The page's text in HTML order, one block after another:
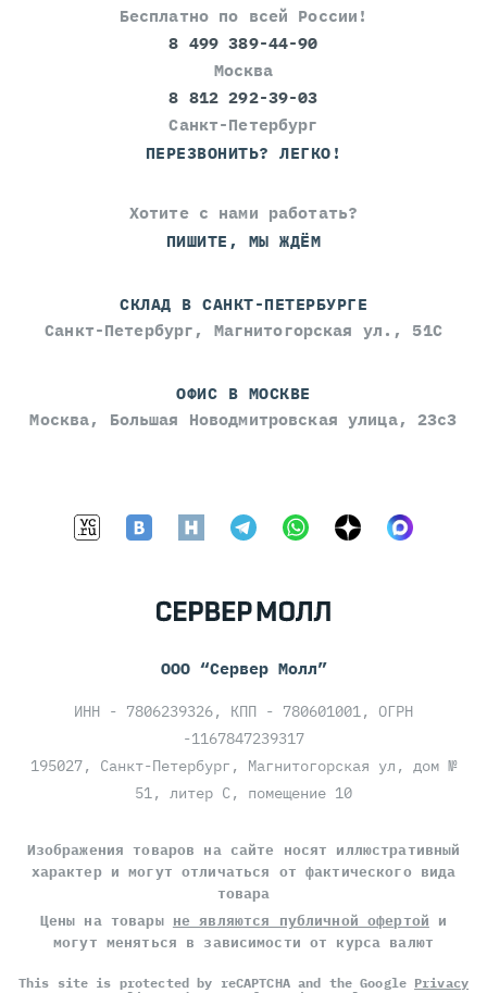
Бесплатно по всей России!
8 499 389-44-90
Москва
8 812 292-39-03
Санкт-Петербург
ПЕРЕЗВОНИТЬ? ЛЕГКО!
Хотите с нами работать?
ПИШИТЕ, МЫ ЖДЁМ
СКЛАД В САНКТ-ПЕТЕРБУРГЕ
Санкт-Петербург, Магнитогорская ул., 51С
ОФИС В МОСКВЕ
Москва, Большая Новодмитровская улица, 23с3
ООО “Сервер Молл”
ИНН - 7806239326, КПП - 780601001, ОГРН
-1167847239317
195027, Санкт-Петербург, Магнитогорская ул, дом №
51, литер С, помещение 10
Изображения товаров на сайте носят иллюстративный
характер и могут отличаться от фактического вида
товара
Цены на товары не являются публичной офертой и
могут меняться в зависимости от курса валют
This site is protected by reCAPTCHA and the Google Privacy